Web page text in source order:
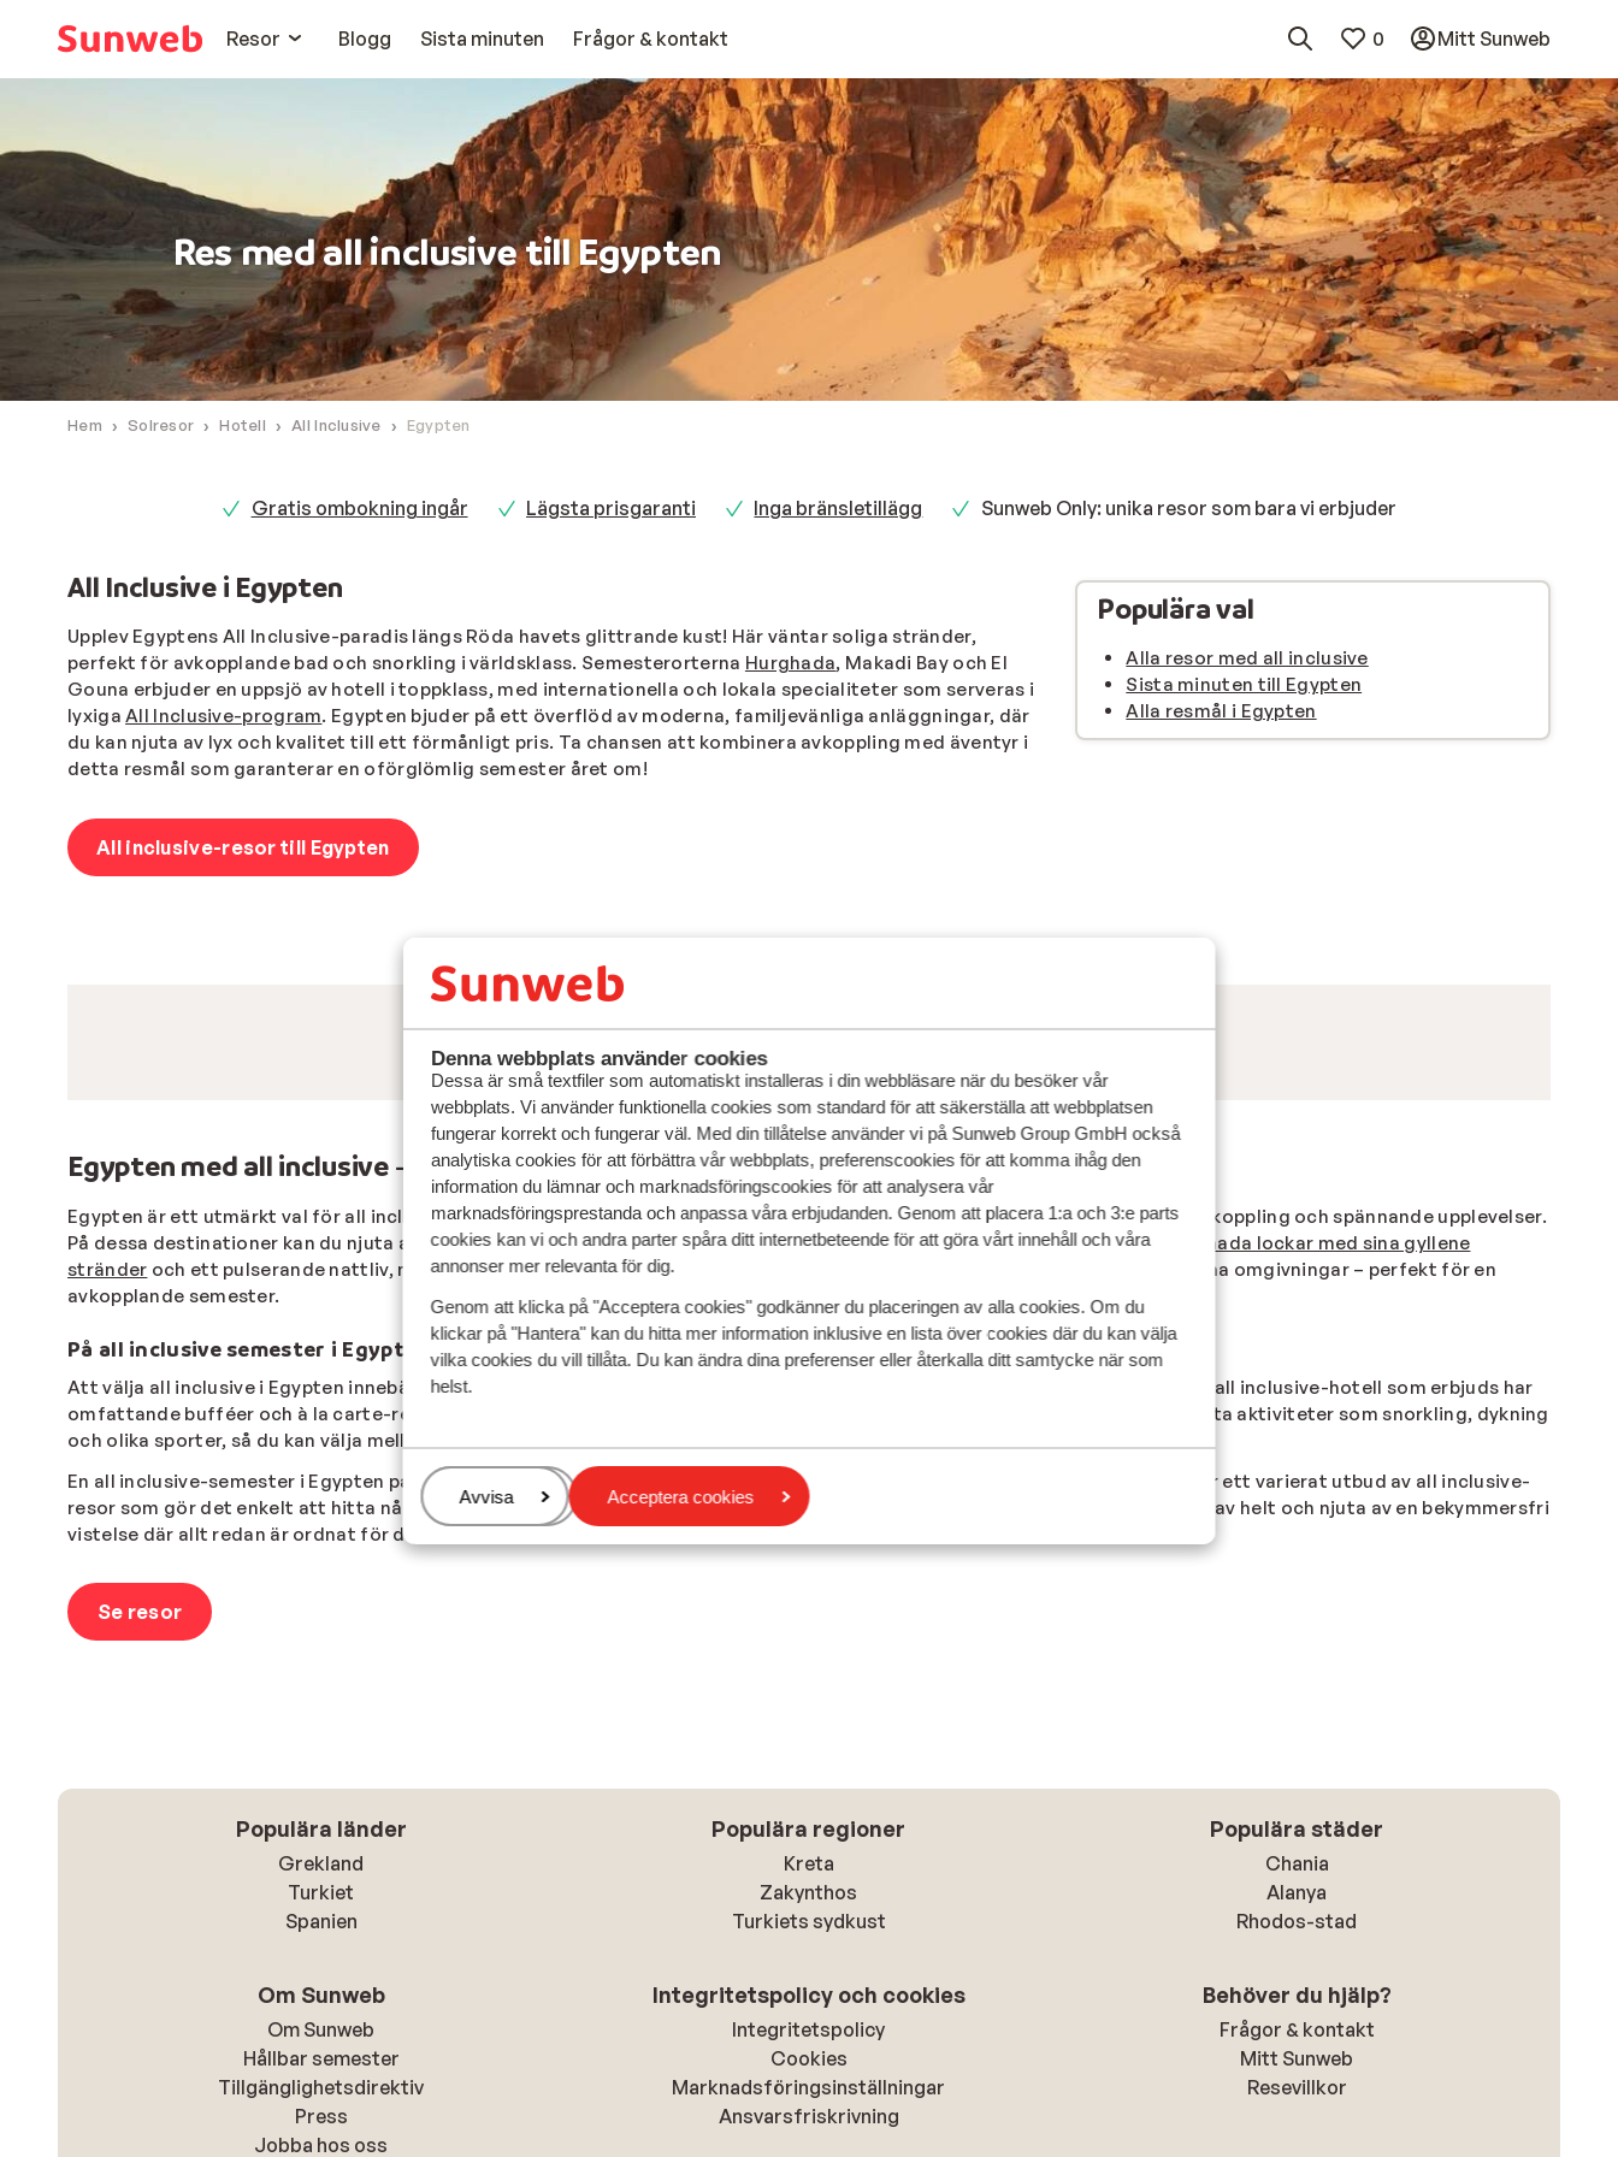
Denna webbplats använder cookies
Dessa är små textfiler som automatiskt installeras i din webbläsare när du besöker vår
webbplats. Vi använder funktionella cookies som standard för att säkerställa att webbplatsen
fungerar korrekt och fungerar väl. Med din tillåtelse använder vi på Sunweb Group GmbH också
analytiska cookies för att förbättra vår webbplats, preferenscookies för att komma ihåg den
information du lämnar och marknadsföringscookies för att analysera vår
marknadsföringsprestanda och anpassa våra erbjudanden. Genom att placera 1:a och 3:e parts
cookies kan vi och andra parter spåra ditt internetbeteende för att göra vårt innehåll och våra
annonser mer relevanta för dig.
Genom att klicka på "Acceptera cookies" godkänner du placeringen av alla cookies. Om du
klickar på "Hantera" kan du hitta mer information inklusive en lista över cookies där du kan välja
vilka cookies du vill tillåta. Du kan ändra dina preferenser eller återkalla ditt samtycke när som
helst.
Hantera
Avvisa Acceptera cookies
Resor
Blogg Sista minuten Frågor & kontakt 0 Mitt Sunweb
Res med all inclusive till Egypten
Hem Solresor Hotell All Inclusive Egypten
Gratis ombokning ingår Lägsta prisgaranti Inga bränsletillägg Sunweb Only: unika resor som bara vi erbjuder
All Inclusive i Egypten
Upplev Egyptens All Inclusive-paradis längs Röda havets glittrande kust! Här väntar soliga stränder,
perfekt för avkopplande bad och snorkling i världsklass. Semesterorterna Hurghada, Makadi Bay och El
Gouna erbjuder en uppsjö av hotell i toppklass, med internationella och lokala specialiteter som serveras i
lyxigaAll Inclusive-program. Egypten bjuder på ett överflöd av moderna, familjevänliga anläggningar, där
du kan njuta av lyx och kvalitet till ett förmånligt pris. Ta chansen att kombinera avkoppling med äventyr i
detta resmål som garanterar en oförglömlig semester året om!
All inclusive-resor till Egypten
Populära val
Alla resor med all inclusive
Sista minuten till Egypten
Alla resmål i Egypten
Egypten med all inclusive – avkoppling och äventyr
Egypten är ett utmärkt val för all inclusive-resor, där resmål som Hurghada och El Gouna erbjuder en perfekt balans mellan avkoppling och spännande upplevelser.
På dessa destinationer kan du njuta av sol, hav och en mängd aktiviteter, allt inkluderat i ett prisvärt all inclusive-paket.
Hurghada lockar med sina gyllene
stränder och ett pulserande nattliv, medanEl Gouna erbjuder en mer intim atmosfär
med pittoreska småbåtshamnar och lugna omgivningar – perfekt för en
avkopplande semester.
På all inclusive semester i Egypten
Att välja all inclusive i Egypten innebär att du får njuta av ett brett utbud av mat och dryck utan extra kostnader. Många av de all inclusive-hotell som erbjuds har
omfattande bufféer och à la carte-restauranger som serverar både lokala och internationella rätter. Förutom maten ingår ofta aktiviteter som snorkling, dykning
och olika sporter, så du kan välja mellan både lugn avkoppling och spännande äventyr, beroende på vad du är på humör för.
En all inclusive-semester i Egypten passar alla – oavsett om du
reser med familjen
, som par eller med vänner. Airtours erbjuder ett varierat utbud av all inclusive-
resor som gör det enkelt att hitta något som passar just din budget och dina önskemål. Med ett färdigt paket kan du slappna av helt och njuta av en bekymmersfri
vistelse där allt redan är ordnat för dig – från bekvämligheter till underhållning.
Se resor
Populära länder
Grekland
Turkiet
Spanien
Populära regioner
Kreta
Zakynthos
Turkiets sydkust
Populära städer
Chania
Alanya
Rhodos-stad
Om Sunweb
Om Sunweb
Hållbar semester
Tillgänglighetsdirektiv
Press
Jobba hos oss
Integritetspolicy och cookies
Integritetspolicy
Cookies
Marknadsföringsinställningar
Ansvarsfriskrivning
Behöver du hjälp?
Frågor & kontakt
Mitt Sunweb
Resevillkor